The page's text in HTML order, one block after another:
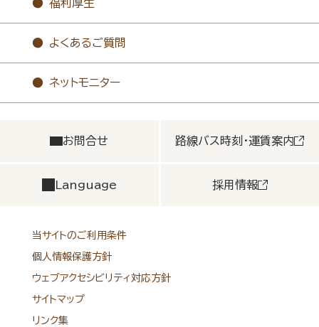
福利厚生
よくあるご質問
ネットモニター
お問合せ 路線バス時刻・運賃案内
Language 採用情報
当サイトのご利用条件
個人情報保護方針
ウェブアクセシビリティ対応方針
サイトマップ
リンク集